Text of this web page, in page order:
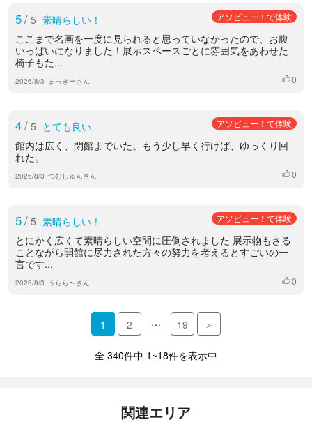
5/ 5 素晴らしい！ アソビュー！で体験
ここまで名画を一度に見られると思っていなかったので、お腹
いっぱいになりました！展示スペースごとに雰囲気をあわせた
椅子もた...
2026/8/3 まっきーさん いいね
0
4/ 5 とても良い アソビュー！で体験
館内は広く、閉館までいた。もう少し早く行けば、ゆっくり回
れた。
2026/8/3 つむしゅんさん いいね
0
5/ 5 素晴らしい！ アソビュー！で体験
とにかく広くて素晴らしい空間に圧倒されました 展示物もさる
ことながら開館に尽力された方々の努力を考えるとすごいの一
言です...
2026/8/3 うらら〜さん いいね
0
1 2 … 19 ＞
全 340件中 1~18件を表示中
関連エリア